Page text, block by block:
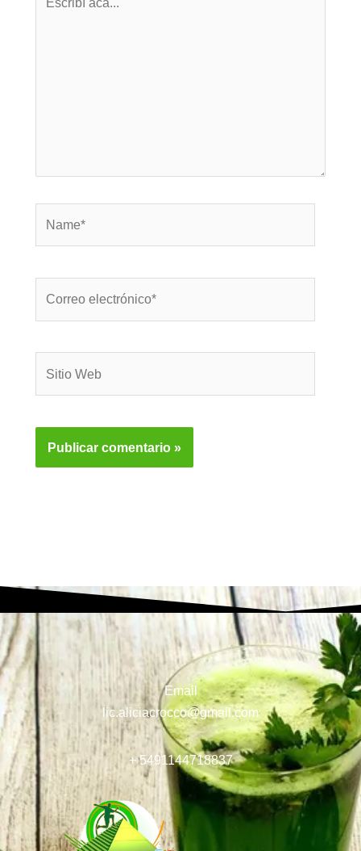
Email
lic.aliciacrocco@gmail.com
+ 5491144718837